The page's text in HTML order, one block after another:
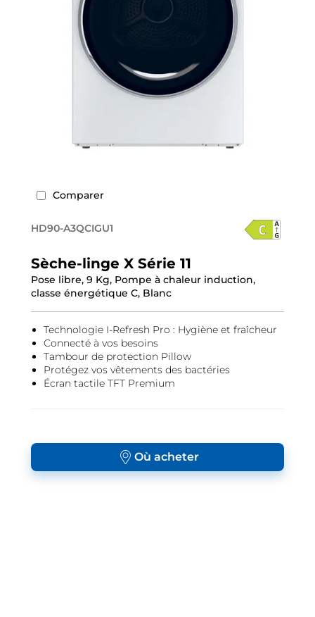
Comparer
HD90-A3QCIGU1
Sèche-linge X Série 11
Pose libre, 9 Kg, Pompe à chaleur induction,
classe énergétique C, Blanc
Technologie I-Refresh Pro : Hygiène et fraîcheur
Connecté à vos besoins
Tambour de protection Pillow
Protégez vos vêtements des bactéries
Écran tactile TFT Premium
Où acheter